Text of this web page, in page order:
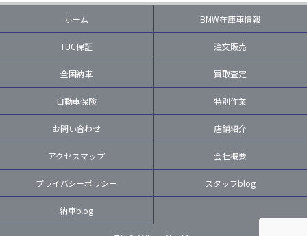
ホーム BMW在庫車情報
TUC保証 注文販売
全国納車 買取査定
自動車保険 特別作業
お問い合わせ 店舗紹介
アクセスマップ 会社概要
プライバシーポリシー スタッフblog
納車blog